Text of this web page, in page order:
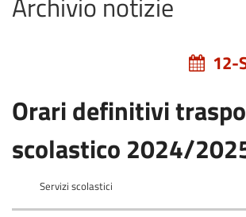
12-
Orari definitivi
scolastico 2024/
Servizi scolastici